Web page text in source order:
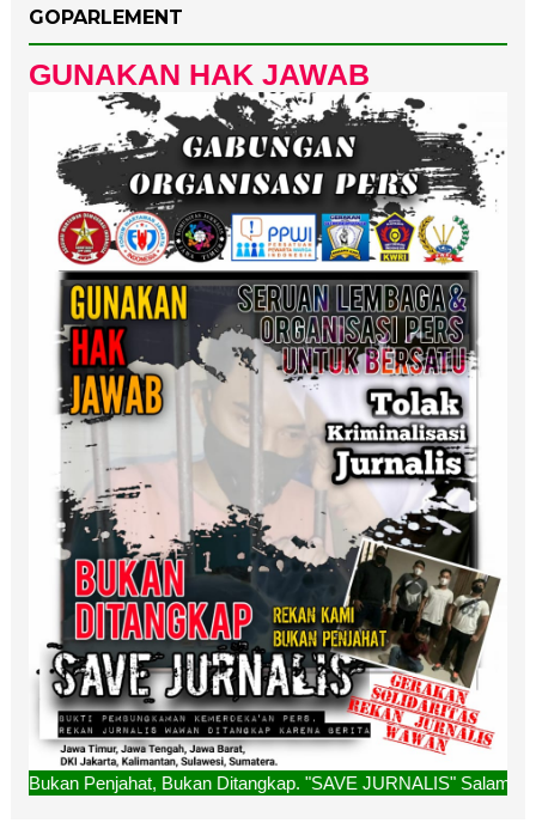
GOPARLEMENT
GUNAKAN HAK JAWAB
Bukan Ditangkap. "SAVE JURNALIS" Salam Redaksi